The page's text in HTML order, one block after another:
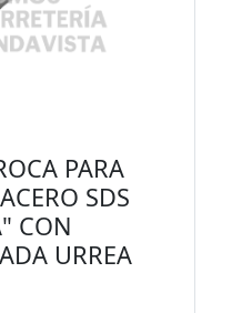
PARA
SDS
CON
URREA